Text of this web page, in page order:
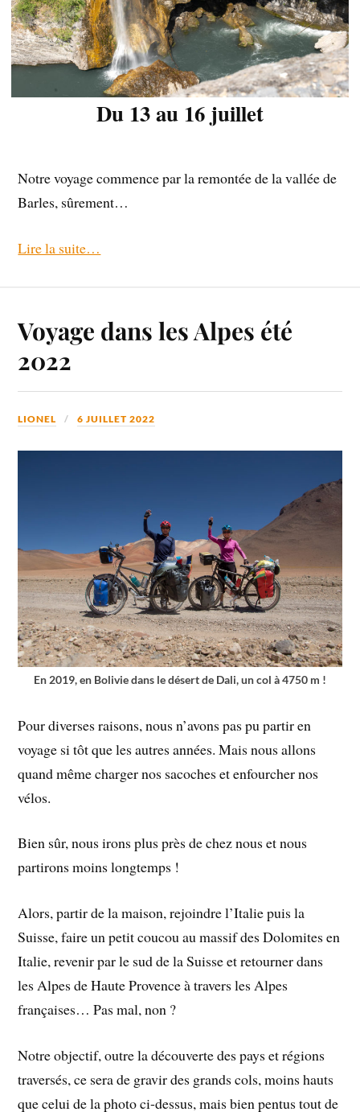
Du 13 au 16 juillet
Notre voyage commence par la remontée de la vallée de
Barles, sûrement…
Lire la suite…
Voyage dans les Alpes été
2022
LIONEL 6 JUILLET 2022
En 2019, en Bolivie dans le désert de Dali, un col à 4750 m !
Pour diverses raisons, nous n’avons pas pu partir en
voyage si tôt que les autres années. Mais nous allons
quand même charger nos sacoches et enfourcher nos
vélos.
Bien sûr, nous irons plus près de chez nous et nous
partirons moins longtemps !
Alors, partir de la maison, rejoindre l’Italie puis la
Suisse, faire un petit coucou au massif des Dolomites en
Italie, revenir par le sud de la Suisse et retourner dans
les Alpes de Haute Provence à travers les Alpes
françaises… Pas mal, non ?
Notre objectif, outre la découverte des pays et régions
traversés, ce sera de gravir des grands cols, moins hauts
que celui de la photo ci-dessus, mais bien pentus tout de